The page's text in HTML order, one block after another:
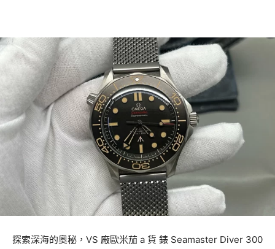
探索深海的奧秘，VS 廠歐米茄 a 貨 錶 Seamaster Diver 300